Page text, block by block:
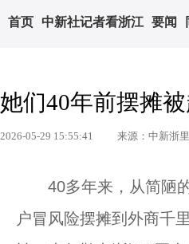
首页 中新社记者看浙江 要闻
她们40年前摆摊
2026-05-29 15:55:41 来源：中新浙里
40多年来，从简陋的
户冒风险摆摊到外商千